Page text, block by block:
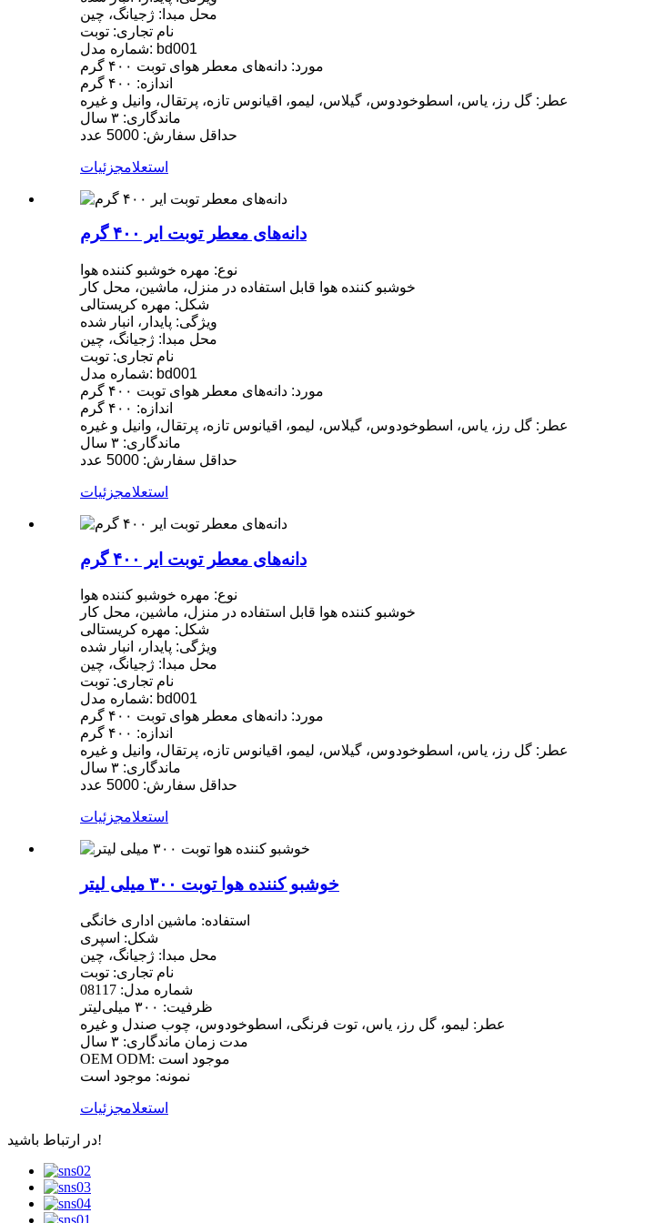
محل مبدا: ژجیانگ، چین
نام تجاری: توبت
شماره مدل: bd001
مورد: دانه‌های معطر هوای توبت ۴۰۰ گرم
اندازه: ۴۰۰ گرم
عطر: گل رز، یاس، اسطوخودوس، گیلاس، لیمو، اقیانوس تازه، پرتقال، وانیل و غیره
ماندگاری: ۳ سال
حداقل سفارش: 5000 عدد
استعلامجزئیات
دانه‌های معطر توبت ایر ۴۰۰ گرم
نوع: مهره خوشبو کننده هوا
خوشبو کننده هوا قابل استفاده در منزل، ماشین، محل کار
شکل: مهره کریستالی
ویژگی: پایدار، انبار شده
محل مبدا: ژجیانگ، چین
نام تجاری: توبت
شماره مدل: bd001
مورد: دانه‌های معطر هوای توبت ۴۰۰ گرم
اندازه: ۴۰۰ گرم
عطر: گل رز، یاس، اسطوخودوس، گیلاس، لیمو، اقیانوس تازه، پرتقال، وانیل و غیره
ماندگاری: ۳ سال
حداقل سفارش: 5000 عدد
استعلامجزئیات
دانه‌های معطر توبت ایر ۴۰۰ گرم
نوع: مهره خوشبو کننده هوا
خوشبو کننده هوا قابل استفاده در منزل، ماشین، محل کار
شکل: مهره کریستالی
ویژگی: پایدار، انبار شده
محل مبدا: ژجیانگ، چین
نام تجاری: توبت
شماره مدل: bd001
مورد: دانه‌های معطر هوای توبت ۴۰۰ گرم
اندازه: ۴۰۰ گرم
عطر: گل رز، یاس، اسطوخودوس، گیلاس، لیمو، اقیانوس تازه، پرتقال، وانیل و غیره
ماندگاری: ۳ سال
حداقل سفارش: 5000 عدد
استعلامجزئیات
خوشبو کننده هوا توبت ۳۰۰ میلی لیتر
استفاده: ماشین اداری خانگی
شکل: اسپری
محل مبدا: ژجیانگ، چین
نام تجاری: توبت
شماره مدل: 08117
ظرفیت: ۳۰۰ میلی‌لیتر
عطر: لیمو، گل رز، یاس، توت فرنگی، اسطوخودوس، چوب صندل و غیره
مدت زمان ماندگاری: ۳ سال
OEM ODM: موجود است
نمونه: موجود است
استعلامجزئیات
در ارتباط باشید!